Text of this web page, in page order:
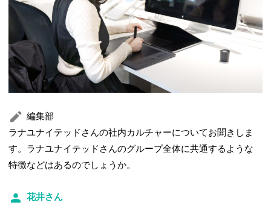
編集部
ラナユナイテッドさんの社内カルチャーについてお聞きしま
す。ラナユナイテッドさんのグループ全体に共通するような
特徴などはあるのでしょうか。
花井さん